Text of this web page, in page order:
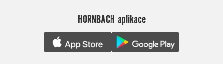
HORNBACH aplikace